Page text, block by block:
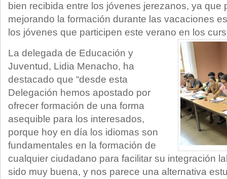
bien recibida entre los jóvenes jerezanos, ya que
mejorando la formación durante las vacaciones
los jóvenes que participen este verano en los
La delegada de Educación y
Juventud, Lidia Menacho, ha
destacado que “desde esta
Delegación hemos apostado por
ofrecer formación de una forma
asequible para los interesados,
porque hoy en día los idiomas son
fundamentales en la formación de
cualquier ciudadano para facilitar su integración
sido muy buena, y nos parece una alternativa